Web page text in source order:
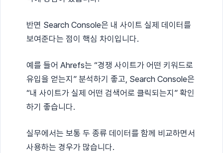
반면 Search Console은 내 사이트 실제 데이터를
보여준다는 점이 핵심 차이입니다.
예를 들어 Ahrefs는 “경쟁 사이트가 어떤 키워드로
유입을 얻는지” 분석하기 좋고, Search Console은
“내 사이트가 실제 어떤 검색어로 클릭되는지” 확인
하기 좋습니다.
실무에서는 보통 두 종류 데이터를 함께 비교하면서
사용하는 경우가 많습니다.